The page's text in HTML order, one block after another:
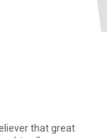
that great